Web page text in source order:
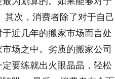
次，消费者除了对于自己
近几年的搬家市场而言处
场之中。劣质的搬家公司
要练就出火眼晶晶，轻松